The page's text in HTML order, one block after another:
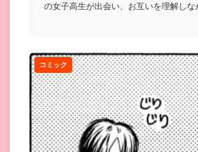
の女子高生が出会い、お互いを理解しな
コミック